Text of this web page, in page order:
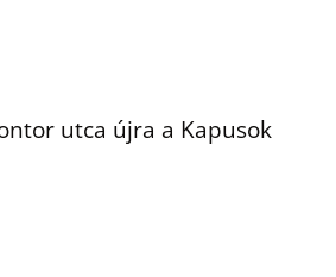
utca újra a Kapusok